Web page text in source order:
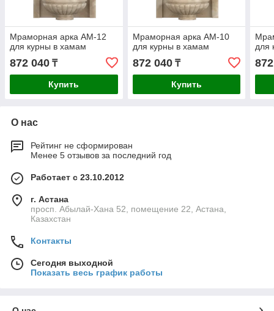
Мраморная арка АМ-12
для курны в хамам
872 040 ₸
Купить
Мраморная арка АМ-10
для курны в хамам
872 040₸
Купить
для
О нас
Рейтинг не сформирован
Менее 5 отзывов за последний год
Работает с 23.10.2012
г. Астана
просп. Абылай-Хана 52, помещение 22, Астана,
Казахстан
Контакты
Сегодня выходной
Показать весь график работы